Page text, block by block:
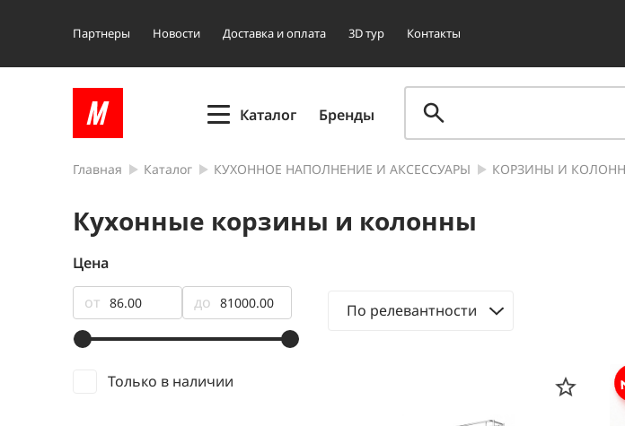
Партнеры Новости Доставка и оплата 3D тур Контакты
Каталог Бренды
Главная Каталог КУХОННОЕ НАПОЛНЕНИЕ И АКСЕССУАРЫ КОРЗИНЫ И
Кухонные корзины и колонны
Цена
от
до
Только в наличии
По релевантности